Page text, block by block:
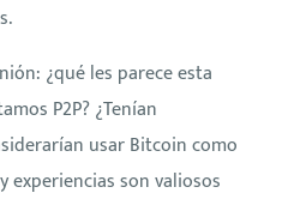
¿qué les parece esta
P2P? ¿Tenían
usar Bitcoin como
experiencias son valiosos